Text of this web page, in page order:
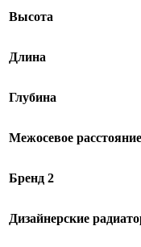
Высота
Длина
Глубина
Межосевое расстояние
Бренд 2
Дизайнерские